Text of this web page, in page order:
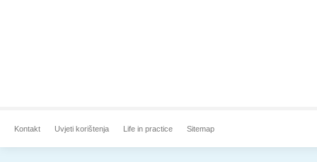
Kontakt Uvjeti korištenja Life in practice Sitemap